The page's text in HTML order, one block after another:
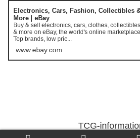
Electronics, Cars, Fashion, Collectibles
More | eBay
Buy & sell electronics, cars, clothes, collectibles
& more on eBay, the world's online
Top brands, low pric...
www.ebay.com
TCG-